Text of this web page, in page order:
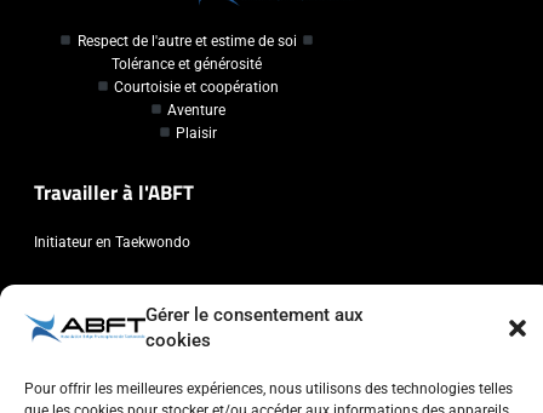
Gérer le consentement aux
cookies
Pour offrir les meilleures expériences, nous utilisons des technologies telles
Respect de l'autre et estime de soi
Tolérance et générosité
Courtoisie et coopération
Aventure
Plaisir
Travailler à l'ABFT
Initiateur en Taekwondo
Association Belge Francophone de Taekwondo
Chaussée de Wavre, 2057 - 1160 Auderghem